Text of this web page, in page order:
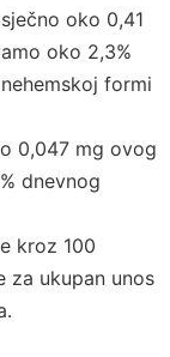
oko 0,41
oko 2,3%
formi
0,047 mg ovog
dnevnog
kroz 100
za ukupan unos